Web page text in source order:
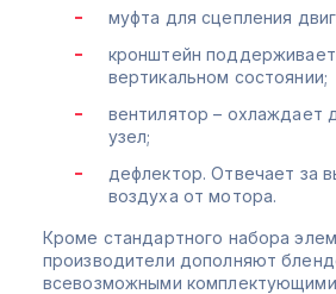
муфта для сцепления
кронштейн
вертикальном состоянии;
вентилятор – охлаждает
узел;
дефлектор. Отвечает за
воздуха от мотора.
Кроме стандартного набора
производители дополняют
всевозможными